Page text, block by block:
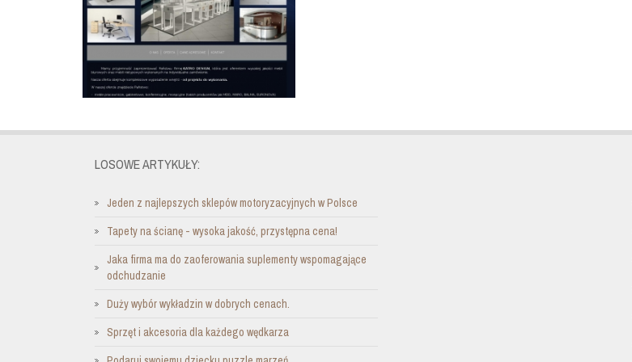
LOSOWE ARTYKUŁY:
Jeden z najlepszych sklepów motoryzacyjnych w Polsce
Tapety na ścianę - wysoka jakość, przystępna cena!
Jaka firma ma do zaoferowania suplementy wspomagające
odchudzanie
Duży wybór wykładzin w dobrych cenach.
Sprzęt i akcesoria dla każdego wędkarza